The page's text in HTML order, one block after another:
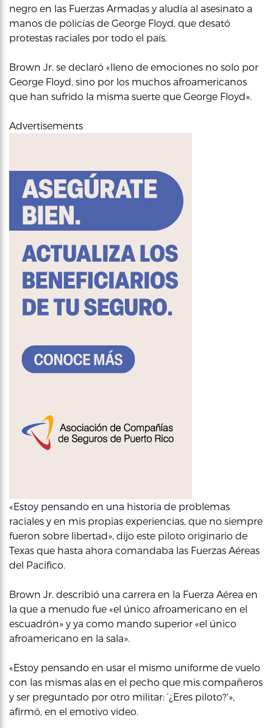
negro en las Fuerzas Armadas y aludía al asesinato a
manos de policías de George Floyd, que desató
protestas raciales por todo el país.
Brown Jr. se declaró «lleno de emociones no solo por
George Floyd, sino por los muchos afroamericanos
que han sufrido la misma suerte que George Floyd».
Advertisements
«Estoy pensando en una historia de problemas
raciales y en mis propias experiencias, que no siempre
fueron sobre libertad», dijo este piloto originario de
Texas que hasta ahora comandaba las Fuerzas Aéreas
del Pacífico.
Brown Jr. describió una carrera en la Fuerza Aérea en
la que a menudo fue «el único afroamericano en el
escuadrón» y ya como mando superior «el único
afroamericano en la sala».
«Estoy pensando en usar el mismo uniforme de vuelo
con las mismas alas en el pecho que mis compañeros
y ser preguntado por otro militar: ‘¿Eres piloto?'»,
afirmó, en el emotivo video.